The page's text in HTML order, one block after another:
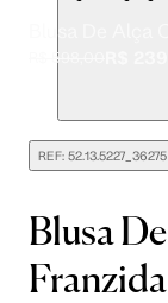
R$ 598,00
REF: 52.13.5227_36275
Blusa